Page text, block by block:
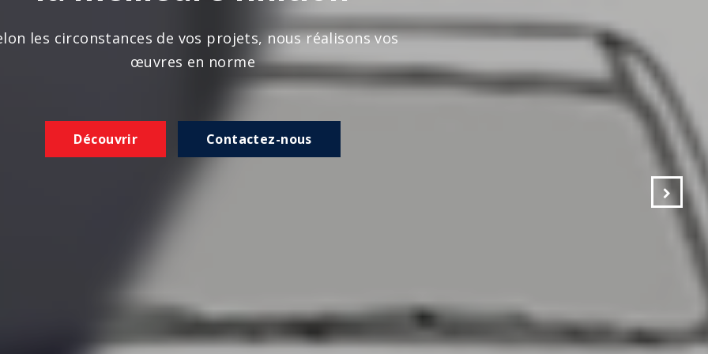
les circonstances de vos projets, nous réalisons vos
œuvres en norme
Découvrir Contactez-nous